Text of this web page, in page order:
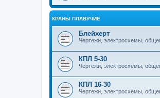
КРАНЫ ПЛАВУЧИЕ
Блейхерт
Чертежи, электросхемы,
КПЛ 5-30
Чертежи, электросхемы,
КПЛ 16-30
Чертежи, электросхемы,